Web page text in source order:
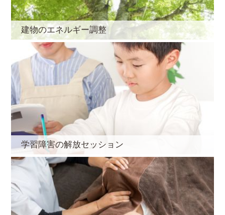
建物のエネルギー調整
学習障害の解放セッション